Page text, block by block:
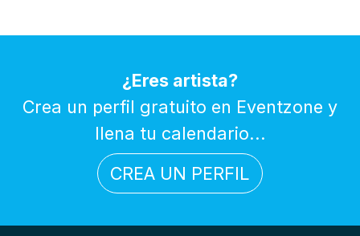
¿Eres artista?
Crea un perfil gratuito en Eventzone y
llena tu calendario...
CREA UN PERFIL